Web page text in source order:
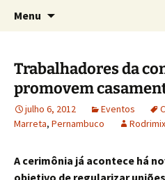
Rodrimix
Concretos e Pisos
Menu
Trabalhadores da
promovem
julho 6, 2012 Eventos
Marreta, Pernambuco Rodrimix
A cerimônia já acontece há
objetivo de regularizar